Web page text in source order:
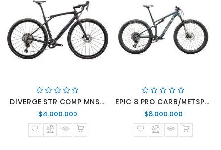
DIVERGE STR COMP MNSHDWMET/VLTGSTPRL
$4.000.000Precio
normal
EPIC 8 PRO CARB/METSPHR/METWHTSIL
$8.000.000
normal